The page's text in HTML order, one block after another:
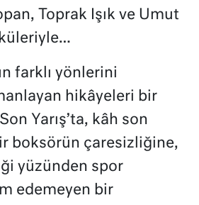
Toprak Işık ve Umut
farklı yönlerini
hikâyeleri bir
Yarış’ta, kâh son
boksörün çaresizliğine,
yüzünden spor
edemeyen bir